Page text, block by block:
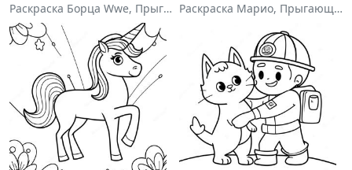
Раскраска Борца Wwe, Прыгающего На Соперника Раскраска Марио, Прыгающего Через Гумбасов